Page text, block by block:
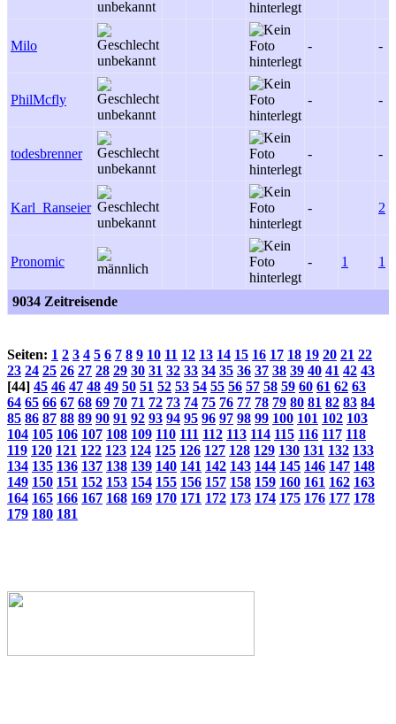
Milo - -
PhilMcfly - -
todesbrenner - -
Karl_Ranseier - 2
Pronomic - 1 1
9034 Zeitreisende
Seiten: 1 2 3 4 5 6 7 8 9 10 11 12 13 14 15 16 17 18 19 20 21 22
23 24 25 26 27 28 29 30 31 32 33 34 35 36 37 38 39 40 41 42 43
[44] 45 46 47 48 49 50 51 52 53 54 55 56 57 58 59 60 61 62 63
64 65 66 67 68 69 70 71 72 73 74 75 76 77 78 79 80 81 82 83 84
85 86 87 88 89 90 91 92 93 94 95 96 97 98 99 100 101 102 103
104 105 106 107 108 109 110 111 112 113 114 115 116 117 118
119 120 121 122 123 124 125 126 127 128 129 130 131 132 133
134 135 136 137 138 139 140 141 142 143 144 145 146 147 148
149 150 151 152 153 154 155 156 157 158 159 160 161 162 163
164 165 166 167 168 169 170 171 172 173 174 175 176 177 178
179 180 181